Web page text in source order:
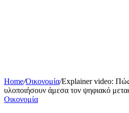
Home/Οικονομία/Explainer video: Πώς
υλοποιήσουν άμεσα τον ψηφιακό
Οικονομία